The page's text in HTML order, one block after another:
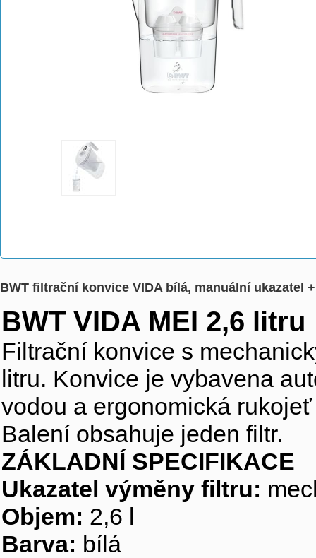
BWT filtrační konvice VIDA bílá, manuální ukazatel
BWT VIDA MEI 2,6 litru
Filtrační konvice s
litru. Konvice je vybavena
vodou a ergonomická
Balení obsahuje jeden filtr.
ZÁKLADNÍ SPECIFIKACE
Ukazatel výměny filtru:
Objem: 2,6 l
Barva: bílá